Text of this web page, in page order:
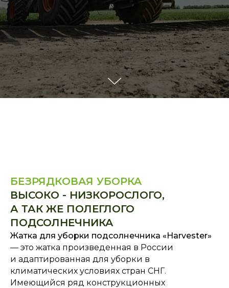
БЕЗРЯДКОВАЯ УБОРКА
ВЫСОКО - НИЗКОРОСЛОГО,
А ТАК ЖЕ ПОЛЕГЛОГО
ПОДСОЛНЕЧНИКА
Жатка для уборки подсолнечника «Harvester»
— это жатка произведенная в России
и адаптированная для уборки в
климатических условиях стран СНГ.
Имеющийся ряд конструкционных